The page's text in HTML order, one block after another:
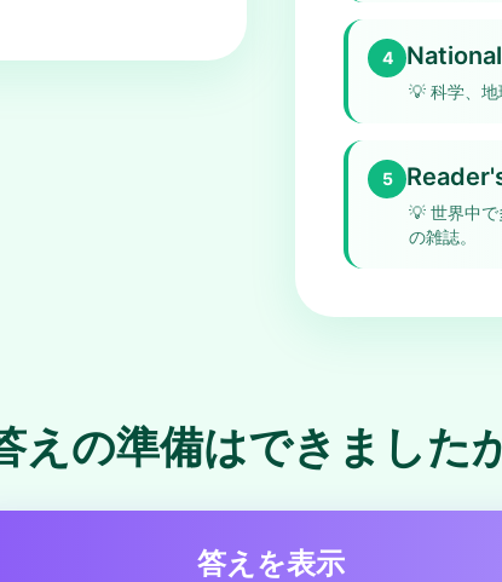
4
💡 科学、地
5
💡 世界中
の雑誌。
えの準備はできました
答えを表示